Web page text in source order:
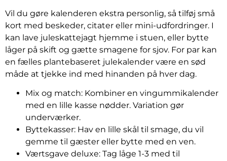
Vil du gøre kalenderen ekstra personlig, så tilføj små
kort med beskeder, citater eller mini-udfordringer. I
kan lave juleskattejagt hjemme i stuen, eller bytte
låger på skift og gætte smagene for sjov. For par kan
en fælles plantebaseret julekalender være en sød
måde at tjekke ind med hinanden på hver dag.
Mix og match: Kombiner en vingummikalender
med en lille kasse nødder. Variation gør
underværker.
Byttekasser: Hav en lille skål til smage, du vil
gemme til gæster eller bytte med en ven.
Værtsgave deluxe: Tag låge 1-3 med til